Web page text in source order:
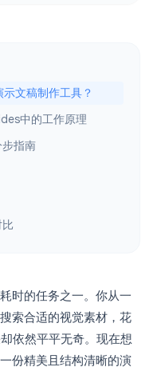
文稿制作工具？
中的工作原理
指南
时的任务之一。你从一
索合适的视觉素材，花
依然平平无奇。现在想
份精美且结构清晰的演